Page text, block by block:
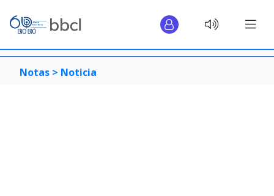
Notas > Noticia